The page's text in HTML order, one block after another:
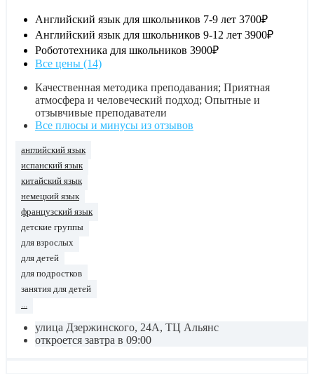
Английский язык для школьников 7-9 лет 3700₽
Английский язык для школьников 9-12 лет 3900₽
Робототехника для школьников 3900₽
Все цены (14)
Качественная методика преподавания; Приятная
атмосфера и человеческий подход; Опытные и
отзывчивые преподаватели
Все плюсы и минусы из отзывов
английский язык
испанский язык
китайский язык
немецкий язык
французский язык
детские группы
для взрослых
для детей
для подростков
занятия для детей
улица Дзержинского, 24А, ТЦ Альянс
откроется завтра в 09:00